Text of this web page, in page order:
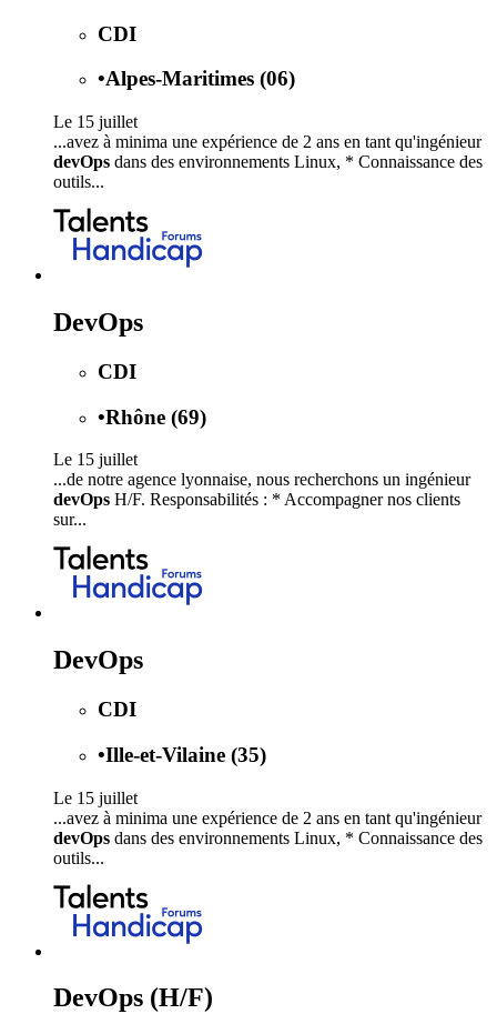
CDI
•Alpes-Maritimes (06)
Le 15 juillet
...avez à minima une expérience de 2 ans en tant qu'ingénieur
devOps dans des environnements Linux, * Connaissance des
outils...
DevOps
CDI
•Rhône (69)
Le 15 juillet
...de notre agence lyonnaise, nous recherchons un ingénieur
devOps H/F. Responsabilités : * Accompagner nos clients
sur...
DevOps
CDI
•Ille-et-Vilaine (35)
Le 15 juillet
...avez à minima une expérience de 2 ans en tant qu'ingénieur
devOps dans des environnements Linux, * Connaissance des
outils...
DevOps (H/F)